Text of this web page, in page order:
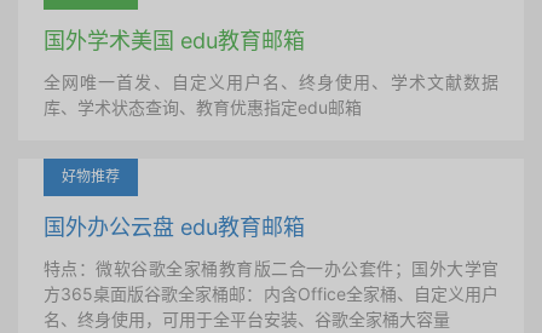
国外学术美国 edu教育邮箱
全网唯一首发、自定义用户名、终身使用、学术文献数据
库、学术状态查询、教育优惠指定edu邮箱
好物推荐
国外办公云盘 edu教育邮箱
特点：微软谷歌全家桶教育版二合一办公套件；国外大学官
方365桌面版谷歌全家桶邮：内含Office全家桶、自定义用户
名、终身使用，可用于全平台安装、谷歌全家桶大容量